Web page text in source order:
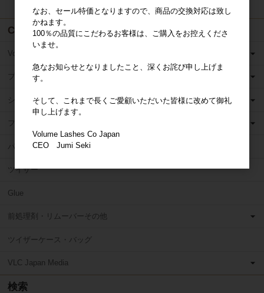
カートは空です
Category
Volume Lashes
プリメイドファン
シングルラッシュ
フラットラッシュ
パッケージ商品
ツイザー
Glue
前処理剤・リムーバーその他
ツイザーケース・バッグ
VLC Japan Media
検索
なお、セール特価となりますので、商品の交換対応は致し
かねます。
100％の品質にこだわるお客様は、ご購入をお控えくださ
いませ。
急なお知らせとなりましたこと、深くお詫び申し上げま
す。
そして、これまで長くご愛顧いただいた皆様に改めて御礼
申し上げます。
Volume Lashes Co Japan
CEO Jumi Seki